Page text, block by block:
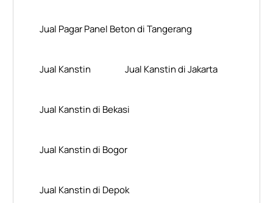
Jual Pagar Panel Beton di Tangerang
Jual Kanstin Jual Kanstin di Jakarta
Jual Kanstin di Bekasi
Jual Kanstin di Bogor
Jual Kanstin di Depok